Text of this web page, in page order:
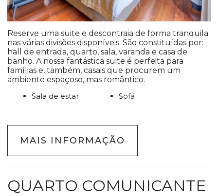
Reserve uma suite e descontraia de forma tranquila
nas várias divisões disponíveis. São constituídas por:
hall de entrada, quarto, sala, varanda e casa de
banho. A nossa fantástica suite é perfeita para
famílias e, também, casais que procurem um
ambiente espaçoso, mas romântico.
Sala de estar
Sofá
MAIS INFORMAÇÃO
QUARTO COMUNICANTE